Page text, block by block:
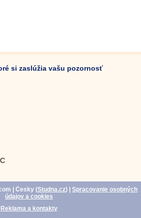
si zaslúžia vašu pozornosť
| Česky (Studna.cz)
Spracovanie osobných
údajov a cookies
Reklama a kontakty